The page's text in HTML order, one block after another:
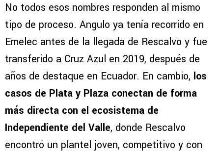
No todos esos nombres responden al mismo
tipo de proceso. Angulo ya tenía recorrido en
Emelec antes de la llegada de Rescalvo y fue
transferido a Cruz Azul en 2019, después de
años de destaque en Ecuador. En cambio, los
casos de Plata y Plaza conectan de forma
más directa con el ecosistema de
Independiente del Valle, donde Rescalvo
encontró un plantel joven, competitivo y con